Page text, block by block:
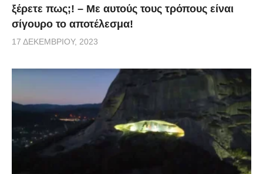
ξέρετε πως;! – Με αυτούς τους τρόπους είναι
σίγουρο το αποτέλεσμα!
17 ΔΕΚΕΜΒΡΊΟΥ, 2023